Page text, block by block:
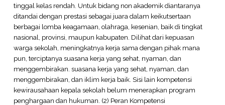
tinggal kelas rendah. Untuk bidang non akademik diantaranya
ditandai dengan prestasi sebagai juara dalam keikutsertaan
berbagai lomba keagamaan, olahraga, kesenian, baik di tingkat
nasional, provinsi, maupun kabupaten. Dilihat dari kepuasan
warga sekolah, meningkatnya kerja sama dengan pihak mana
pun, terciptanya suasana kerja yang sehat, nyaman, dan
menggembirakan. suasana kerja yang sehat, nyaman, dan
menggembirakan, dan iklim kerja baik. Sisi lain kompetensi
kewirausahaan kepala sekolah belum menerapkan program
penghargaan dan hukuman. (2) Peran Kompetensi